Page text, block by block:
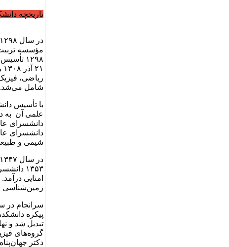
تاریخچه
مؤسسه
ریاضی،
شامل می‌شد. در سال ۱۳۱۲ به
علمی آن به
دانشسرای
شیمی و
۱۳۵۳
زمین‌شناسی
پیکره
گروه‌های
دکتر